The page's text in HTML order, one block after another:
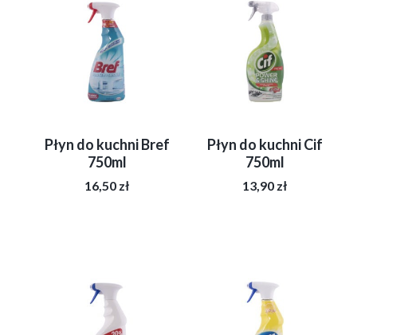
Płyn do kuchni Bref
750ml
16,50 zł
Płyn do kuchni Cif
750ml
13,90 zł